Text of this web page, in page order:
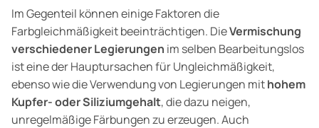
Im Gegenteil können einige Faktoren die
Farbgleichmäßigkeit beeinträchtigen. DieVermischung
verschiedener Legierungen im selben Bearbeitungslos
ist eine der Hauptursachen für Ungleichmäßigkeit,
ebenso wie die Verwendung von Legierungen mithohem
Kupfer- oder Siliziumgehalt, die dazu neigen,
unregelmäßige Färbungen zu erzeugen. Auch